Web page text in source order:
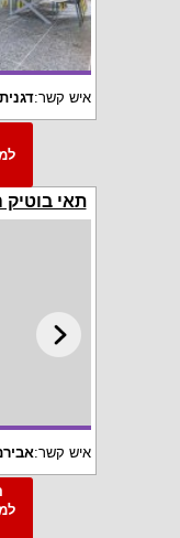
איש קשר:דגנית
תאי בוטיק
איש קשר: